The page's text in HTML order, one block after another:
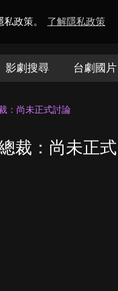
政策。 了解隱私政策
影劇搜尋 台劇國片
：尚未正式討論
裁：尚未正式